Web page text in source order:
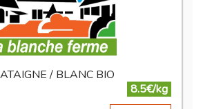
/ BLANC BIO
8.5€/kg